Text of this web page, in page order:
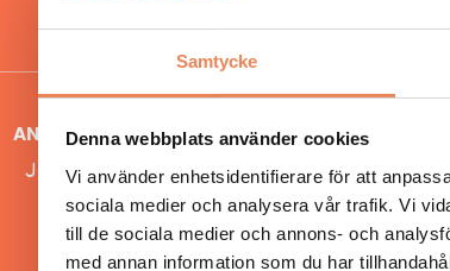
Samtycke
Denna webbplats använder cookies
Vi använder enhetsidentifierare för att
sociala medier och analysera vår trafik. Vi
till de sociala medier och annons- och
med annan information som du har
ANSVARIG UTGIVARE
Jonas Siljhammar
Allt